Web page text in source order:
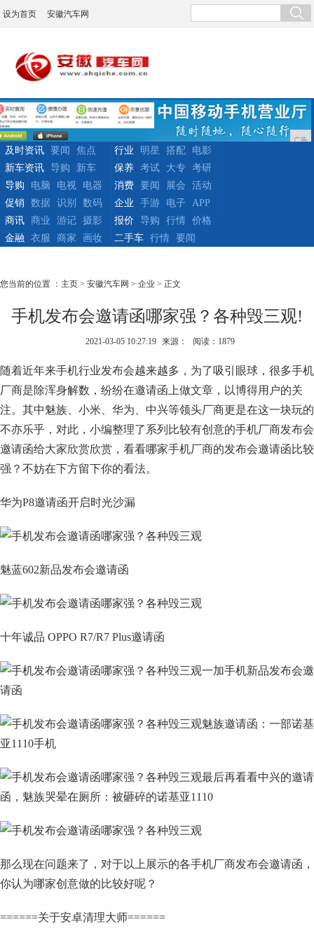
设为首页 安徽汽车网
广告
及时资讯 要闻
焦点
新车资讯
导购 新车
行业 明星 搭配
电影
保养
考试 大专
考研
导购
电脑 电视
电器
促销
数据 识别 数码
消费 要闻 展会
活动
企业
手游 电子
APP
商讯
商业 游记
摄影
金融
衣服 商家 画妆
报价 导购 行情
价格
二手车
行情 要闻
您当前的位置 ： 主页 > 安徽汽车网 > 企业 > 正文
手机发布会邀请函哪家强？各种毁三观!
2021-03-05 10:27:19 来源： 阅读：1879
随着近年来手机行业发布会越来越多，为了吸引眼球，很多手机
厂商是除浑身解数，纷纷在邀请函上做文章，以博得用户的关
注。其中魅族、小米、华为、中兴等领头厂商更是在这一块玩的
不亦乐乎，对此，小编整理了系列比较有创意的手机厂商发布会
邀请函给大家欣赏欣赏，看看哪家手机厂商的发布会邀请函比较
强？不妨在下方留下你的看法。
华为P8邀请函开启时光沙漏
魅蓝602新品发布会邀请函
十年诚品 OPPO R7/R7 Plus邀请函
一加手机新品发布会邀
请函
魅族邀请函： 一部诺基
亚1110手机
最后再看看中兴的邀请
函，魅族哭晕在厕所：被砸碎的诺基亚1110
那么现在问题来了，对于以上展示的各手机厂商发布会邀请函，
你认为哪家创意做的比较好呢？
======关于安卓清理大师======